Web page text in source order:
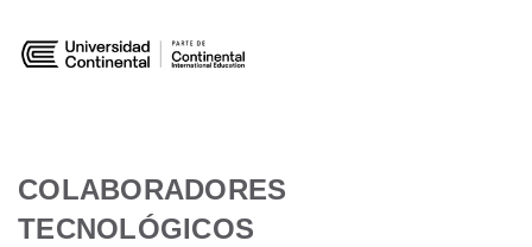
COLABORADORES
TECNOLÓGICOS